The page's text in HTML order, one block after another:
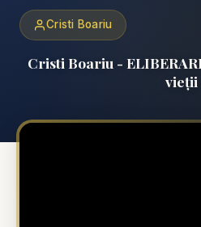
Cristi Boariu
Cristi Boariu -
vieții